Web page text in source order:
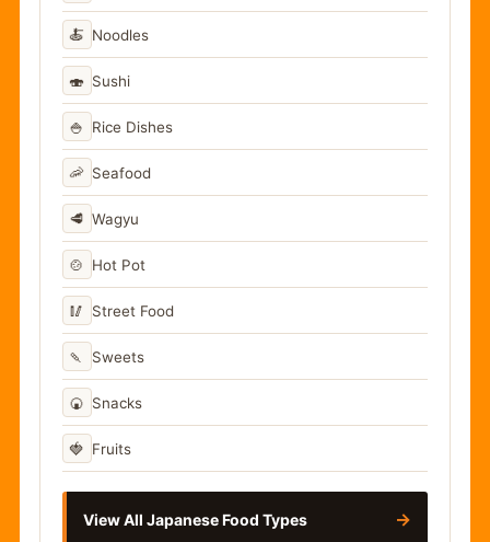
🍝 Noodles
🍣 Sushi
🍚 Rice Dishes
🦐 Seafood
🥩 Wagyu
🍲 Hot Pot
🥢 Street Food
🍡 Sweets
🍘 Snacks
🍓 Fruits
View All Japanese Food Types →